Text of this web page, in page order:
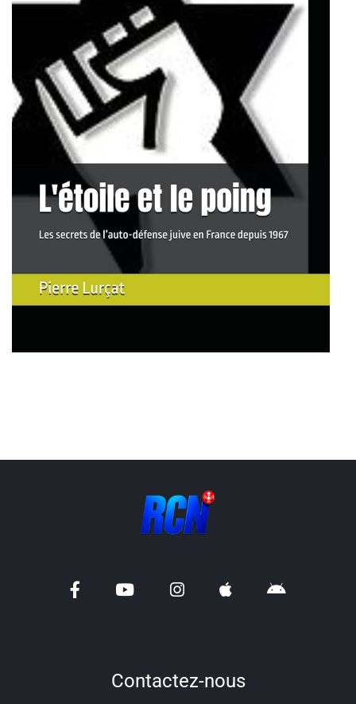
Liens utiles
Shabbat Project
Métropole Nice Côte d'Azur
Ville de Nice
Nice 24
CCAS NICE
Département des Alpes Maritimes
Ma Région Sud
Contactez-nous